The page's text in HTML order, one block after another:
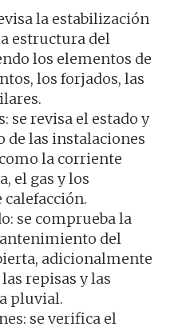
la estabilización
estructura del
los elementos de
los forjados, las
se revisa el estado y
las instalaciones
la corriente
el gas y los
se comprueba la
del
adicionalmente
repisas y las
pluvial.
se verifica el